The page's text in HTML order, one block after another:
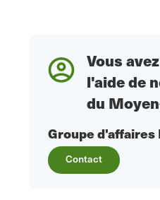
Vous
l'aide de
du
Groupe
Contact